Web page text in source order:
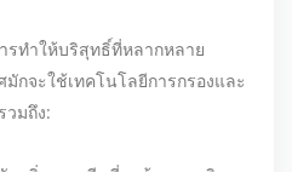
รทำให้บริสุทธิ์ที่หลากหลาย
กจะใช้เทคโนโลยีการกรองและ
วมถึง: